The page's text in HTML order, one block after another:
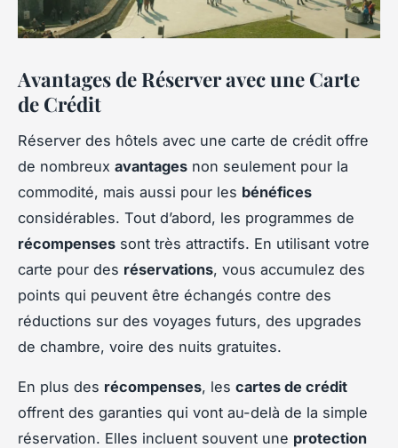
Avantages de Réserver avec une Carte
de Crédit
Réserver des hôtels avec une carte de crédit offre
de nombreux avantages non seulement pour la
commodité, mais aussi pour les bénéfices
considérables. Tout d’abord, les programmes de
récompenses sont très attractifs. En utilisant votre
carte pour des réservations, vous accumulez des
points qui peuvent être échangés contre des
réductions sur des voyages futurs, des upgrades
de chambre, voire des nuits gratuites.
En plus des récompenses, les cartes de crédit
offrent des garanties qui vont au-delà de la simple
réservation. Elles incluent souvent une protection